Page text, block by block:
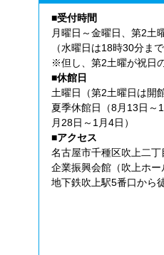
■受付時間
月曜日～金曜日、第2
（水曜日は18時30分まで
※但し、第2土曜が祝日
■休館日
土曜日（第2土曜日は開
夏季休館日（8月13日～
月28日～1月4日）
■アクセス
名古屋市千種区吹上二
企業振興会館（吹上ホー
地下鉄吹上駅5番口から